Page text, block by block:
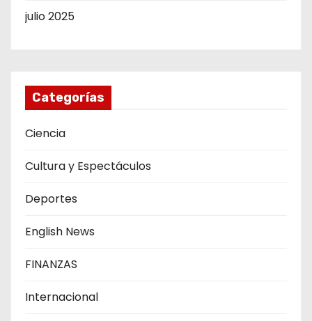
julio 2025
Categorías
Ciencia
Cultura y Espectáculos
Deportes
English News
FINANZAS
Internacional